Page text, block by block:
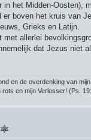
in het Midden-Oosten),
er boven het kruis van
Grieks en Latijn.
met allerlei
dat Jezus niet
en de overdenking van
en mijn Verlosser! (Ps.